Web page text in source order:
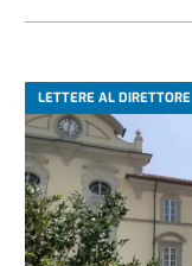
LETTERE AL DIRETTORE